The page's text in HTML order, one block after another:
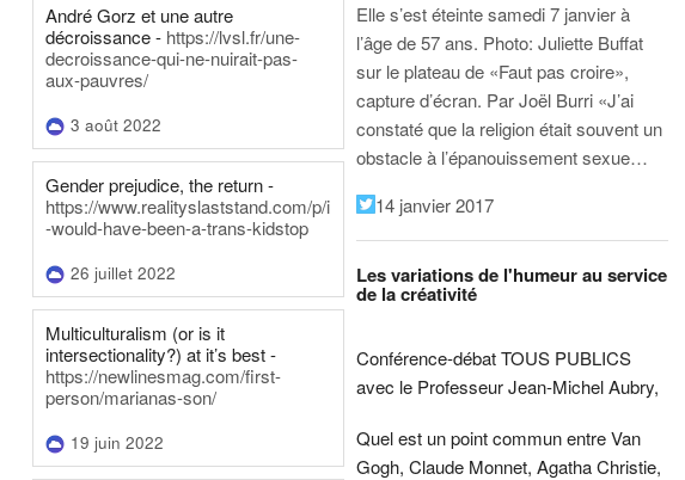
André Gorz et une autre
décroissance - https://lvsl.fr/une-
decroissance-qui-ne-nuirait-pas-
aux-pauvres/
3 août 2022
Gender prejudice, the return -
https://www.realityslaststand.com/p/i
-would-have-been-a-trans-kidstop
26 juillet 2022
Multiculturalism (or is it
intersectionality?) at it’s best -
https://newlinesmag.com/first-
person/marianas-son/
19 juin 2022
Elle s’est éteinte samedi 7 janvier à
l’âge de 57 ans. Photo: Juliette Buffat
sur le plateau de «Faut pas croire»,
capture d’écran. Par Joël Burri «J’ai
constaté que la religion était souvent un
obstacle à l’épanouissement sexue…
14 janvier 2017
Les variations de l'humeur au service
de la créativité
Conférence-débat TOUS PUBLICS
avec le Professeur Jean-Michel Aubry,
Quel est un point commun entre Van
Gogh, Claude Monnet, Agatha Christie,